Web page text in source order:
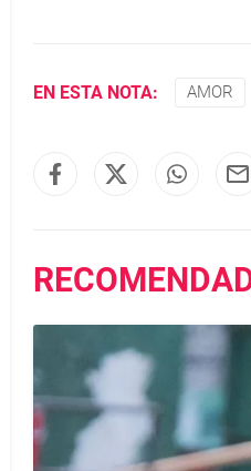
EN ESTA NOTA: AMOR